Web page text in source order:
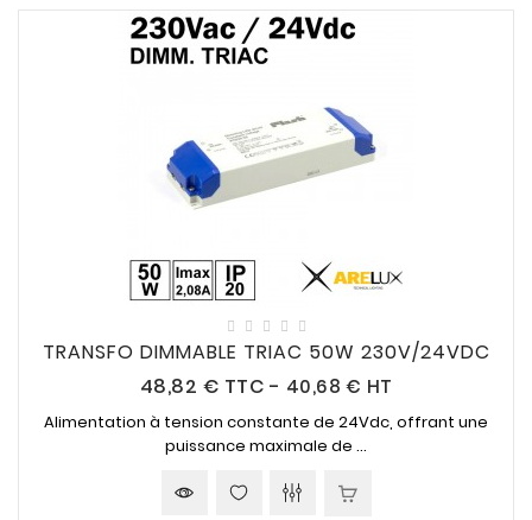
TRANSFO DIMMABLE TRIAC 50W 230V/24VDC
48,82 € Prix
TTC - 40,68 € HT
Alimentation à tension constante de 24Vdc, offrant une
puissance maximale de ...